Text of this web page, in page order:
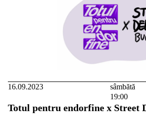
16.09.2023
sâmbătă
19:00
Totul pentru endorfine x Street